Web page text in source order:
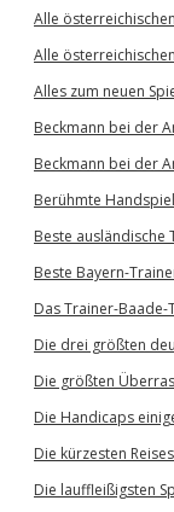
Alle
Alle
Alles zum neuen
Beckmann bei der
Beckmann bei der
Berühmte
Beste ausländische
Beste Bayern-
Das Trainer-
Die drei größten
Die größten
Die Handicaps
Die kürzesten
Die lauffleißigsten